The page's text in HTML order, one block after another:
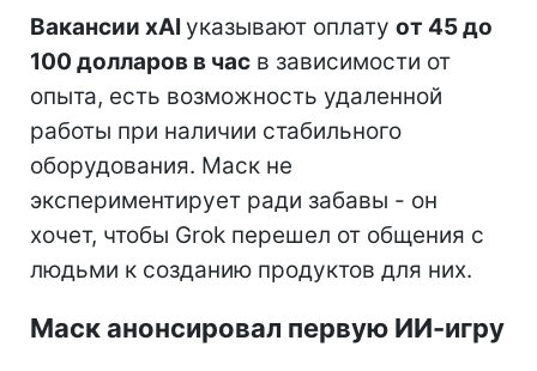
Вакансии xAIуказывают оплату от 45 до
100 долларов в час в зависимости от
опыта, есть возможность удаленной
работы при наличии стабильного
оборудования. Маск не
экспериментирует ради забавы - он
хочет, чтобы Grok перешел от общения с
людьми к созданию продуктов для них.
Маск анонсировал первую ИИ-игру